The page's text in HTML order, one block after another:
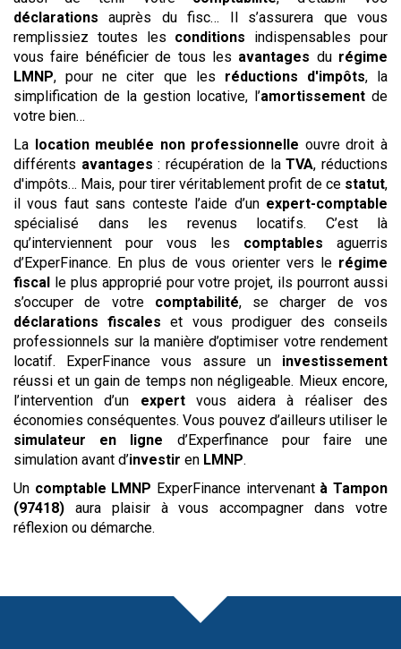
déclarations auprès du fisc… Il s’assurera que vous
remplissiez toutes les conditions indispensables pour
vous faire bénéficier de tous les avantages du régime
LMNP, pour ne citer que les réductions d'impôts, la
simplification de la gestion locative, l’amortissement de
votre bien…
La
location meublée non professionnelle ouvre droit à
différents avantages : récupération de laTVA, réductions
d'impôts… Mais, pour tirer véritablement profit de ce statut,
il vous faut sans conteste l’aide d’un expert-comptable
spécialisé dans les revenus locatifs. C’est là
qu’interviennent pour vous les comptables aguerris
d’ExperFinance. En plus de vous orienter vers le régime
fiscal
le plus approprié pour votre projet, ils pourront aussi
s’occuper de votre comptabilité, se charger de vos
déclarations fiscales et vous prodiguer des conseils
professionnels sur la manière d’optimiser votre rendement
locatif. ExperFinance vous assure un investissement
réussi et un gain de temps non négligeable. Mieux encore,
l’intervention d’un expertvous aidera à réaliser des
économies conséquentes. Vous pouvez d’ailleurs utiliser le
simulateur
en ligne d’Experfinance pour faire une
simulation avant d’investir en LMNP.
Un comptable LMNP ExperFinance intervenant à Tampon
(97418) aura plaisir à vous accompagner dans votre
réflexion ou démarche.